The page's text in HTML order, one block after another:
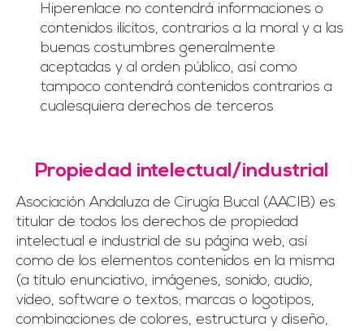
Hiperenlace no contendrá informaciones o
contenidos ilícitos, contrarios a la moral y a las
buenas costumbres generalmente
aceptadas y al orden público, así como
tampoco contendrá contenidos contrarios a
cualesquiera derechos de terceros.
Propiedad intelectual/industrial
Asociación Andaluza de Cirugía Bucal (AACIB) es
titular de todos los derechos de propiedad
intelectual e industrial de su página web, así
como de los elementos contenidos en la misma
(a título enunciativo, imágenes, sonido, audio,
vídeo, software o textos; marcas o logotipos,
combinaciones de colores, estructura y diseño,